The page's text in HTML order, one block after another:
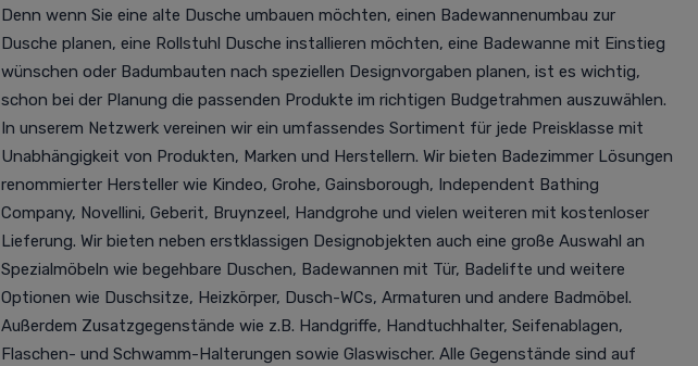
Denn wenn Sie eine alte Dusche umbauen möchten, einen Badewannenumbau zur
Dusche planen, eine Rollstuhl Dusche installieren möchten, eine Badewanne mit Einstieg
wünschen oder Badumbauten nach speziellen Designvorgaben planen, ist es wichtig,
schon bei der Planung die passenden Produkte im richtigen Budgetrahmen auszuwählen.
In unserem Netzwerk vereinen wir ein umfassendes Sortiment für jede Preisklasse mit
Unabhängigkeit von Produkten, Marken und Herstellern. Wir bieten Badezimmer Lösungen
renommierter Hersteller wie Kindeo, Grohe, Gainsborough, Independent Bathing
Company, Novellini, Geberit, Bruynzeel, Handgrohe und vielen weiteren mit kostenloser
Lieferung. Wir bieten neben erstklassigen Designobjekten auch eine große Auswahl an
Spezialmöbeln wie begehbare Duschen, Badewannen mit Tür, Badelifte und weitere
Optionen wie Duschsitze, Heizkörper, Dusch-WCs, Armaturen und andere Badmöbel.
Außerdem Zusatzgegenstände wie z.B. Handgriffe, Handtuchhalter, Seifenablagen,
Flaschen- und Schwamm-Halterungen sowie Glaswischer. Alle Gegenstände sind auf